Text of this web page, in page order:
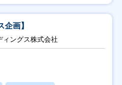
企画】
ィングス株式会社